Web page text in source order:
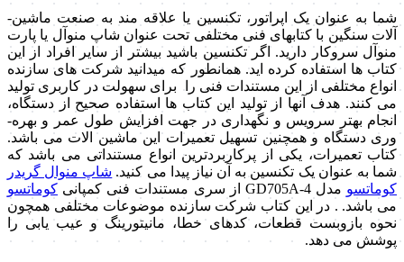
شما به عنوان یک اپراتور، تکنسین یا علاقه­ مند به صنعت ماشین­
آلات سنگین با کتاب­های فنی مختلفی تحت عنوان شاپ منوآل یا پارت
منوآل سروکار دارید. اگر تکنسین باشید بیشتر از سایر افراد از این
کتاب­ ها استفاده کرده ­اید. همانطور که می­دانید شرکت­ های سازنده
انواع مختلفی از این مستندات فنی را برای سهولت در کاربری تولید
می­ کنند. هدف آن­ها از تولید این کتاب­ ها استفاده صحیح از دستگاه،
انجام بهتر سرویس و نگهداری در جهت افزایش طول عمر و بهره­
وری دستگاه و همچنین تسهیل تعمیرات این ماشین­ الات می­ باشد.
کتاب تعمیرات، یکی از پرکاربردترین انواع مستنداتی می­ باشد که
شما به عنوان یک تکنسین به آن نیاز پیدا می­ کنید. شاپ منوال گریدر
کوماتسو مدل GD705A-4 از سری مستندات فنی کمپانی
کوماتسو
می­ باشد. . در این کتاب­ شرکت سازنده موضوعات مختلفی همچون
نحوه بازوبست قطعات، کدهای خطا، مانیتورینگ و عیب­ یابی را
پوشش می­ دهد.